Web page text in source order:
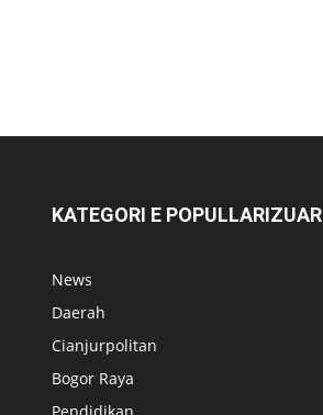
KATEGORI E POPULLARIZUAR
News
Daerah
Cianjurpolitan
Bogor Raya